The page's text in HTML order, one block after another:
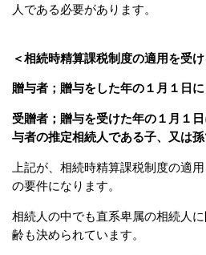
人である必要があります。
＜相続時精算課税制度の適用を受
贈与者；贈与をした年の１月１日
受贈者；贈与を受けた年の１月１
与者の推定相続人である子、又は
上記が、相続時精算課税制度の適
の要件になります。
相続人の中でも直系卑属の相続人
齢も決められています。